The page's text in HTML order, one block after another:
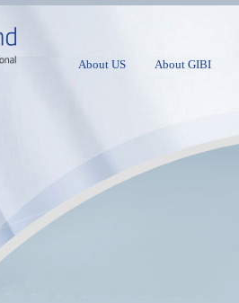
About US About GIBI